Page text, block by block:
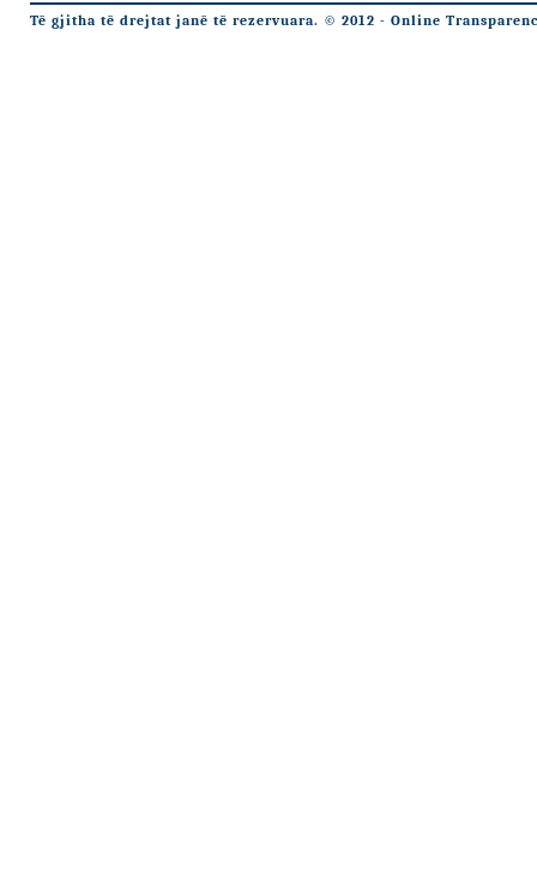
Të gjitha të drejtat janë të rezervuara. © 2012 - Online